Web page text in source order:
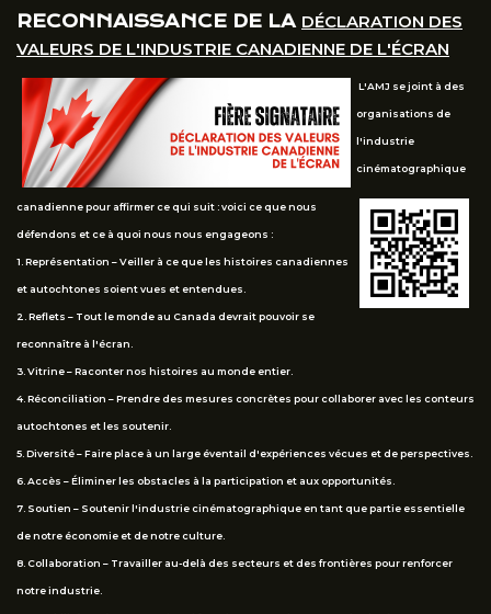
RECONNAISSANCE DE LA DÉCLARATION DES
VALEURS DE L'INDUSTRIE CANADIENNE DE L'ÉCRAN
L'AMJ se joint à des
organisations de
l'industrie
cinématographique
canadienne pour affirmer ce qui suit : voici ce que nous
défendons et ce à quoi nous nous engageons :
1. Représentation – Veiller à ce que les histoires canadiennes
et autochtones soient vues et entendues.
2. Reflets – Tout le monde au Canada devrait pouvoir se
reconnaître à l'écran.
3. Vitrine – Raconter nos histoires au monde entier.
4. Réconciliation – Prendre des mesures concrètes pour collaborer avec les conteurs
autochtones et les soutenir.
5. Diversité – Faire place à un large éventail d'expériences vécues et de perspectives.
6. Accès – Éliminer les obstacles à la participation et aux opportunités.
7. Soutien – Soutenir l'industrie cinématographique en tant que partie essentielle
de notre économie et de notre culture.
8. Collaboration – Travailler au-delà des secteurs et des frontières pour renforcer
notre industrie.